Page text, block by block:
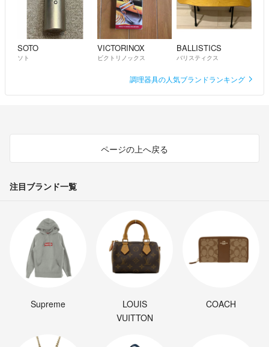
SOTO
ソト
VICTORINOX
ビクトリノックス
BALLISTICS
バリスティクス
調理器具の人気ブランドランキング
ページの上へ戻る
注目ブランド一覧
Supreme
LOUIS
VUITTON
COACH